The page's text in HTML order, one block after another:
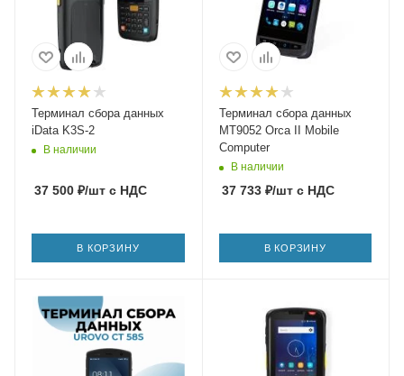
Терминал сбора данных
iData K3S-2
В наличии
37 500 ₽/шт с НДС
В КОРЗИНУ
Терминал сбора данных
MT9052 Orca II Mobile
Computer
В наличии
37 733₽/штс НДС
В КОРЗИНУ